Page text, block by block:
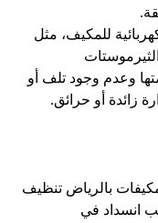
للمكيف، مثل
وعدم وجود تلف أو
زائدة أو حرائق.
بالرياض تنظيف
انسداد في